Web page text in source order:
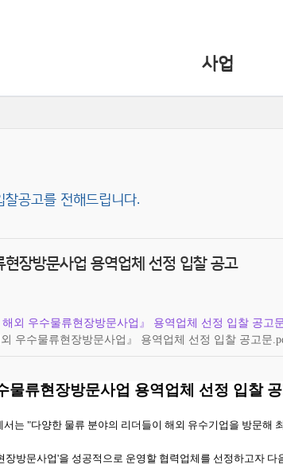
사업
공고를 전해드립니다.
장방문사업 용역업체 선정 입찰 공고
해외 우수물류현장방문사업』 용역업체 선정 입찰 공고
외 우수물류현장방문사업』 용역업체 선정 입찰 공고문
물류현장방문사업 용역업체 선정 입찰
는 "다양한 물류 분야의 리더들이 해외 유수기업을 방문해
장방문사업'을 성공적으로 운영할 협력업체를 선정하고자 다